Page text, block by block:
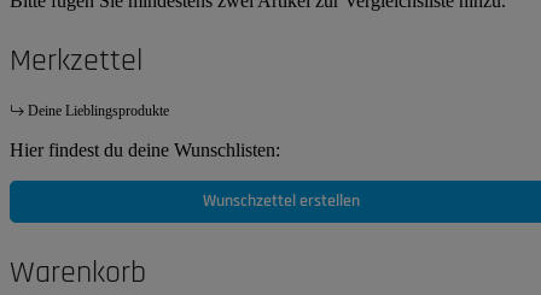
Merkzettel
Deine Lieblingsprodukte
Hier findest du deine Wunschlisten:
Wunschzettel erstellen
Warenkorb